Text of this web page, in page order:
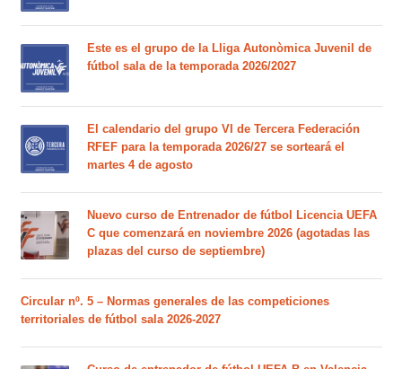
Este es el grupo de la Lliga Autonòmica Juvenil de
fútbol sala de la temporada 2026/2027
El calendario del grupo VI de Tercera Federación
RFEF para la temporada 2026/27 se sorteará el
martes 4 de agosto
Nuevo curso de Entrenador de fútbol Licencia UEFA
C que comenzará en noviembre 2026 (agotadas las
plazas del curso de septiembre)
Circular nº. 5 – Normas generales de las competiciones
territoriales de fútbol sala 2026-2027